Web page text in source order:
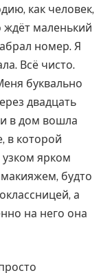
как человек,
ждёт маленький
номер. Я
Всё чисто.
буквально
двадцать
в дом вошла
в которой
ярком
макияжем, будто
а
на него она